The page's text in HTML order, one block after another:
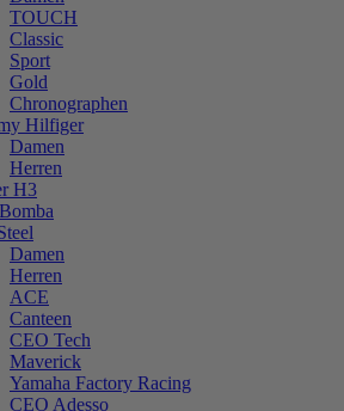
TOUCH
Classic
Sport
Gold
Chronographen
Hilfiger
Damen
Herren
H3
Damen
Herren
ACE
Canteen
CEO Tech
Maverick
Yamaha Factory Racing
CEO Adesso